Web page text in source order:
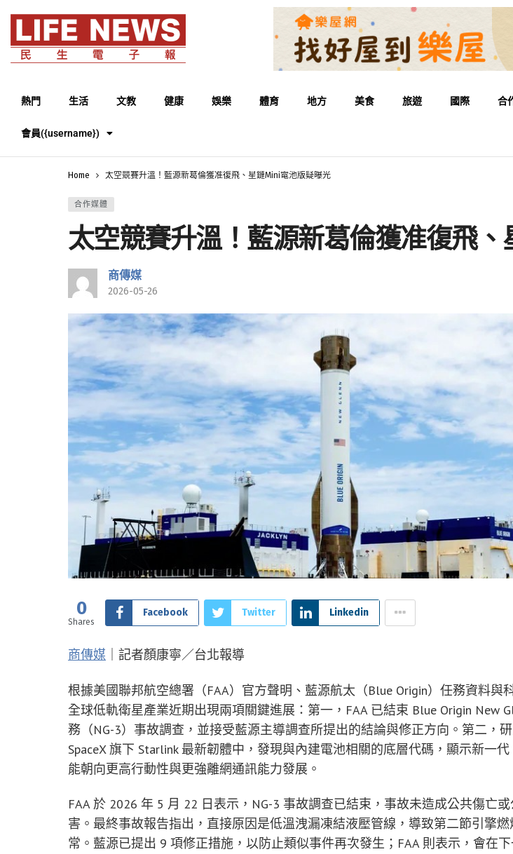
熱門 生活 文教 健康 娛樂 體育 地方 美食 旅遊 國際 合
會員({username})
Home 太空競賽升溫！藍源新葛倫獲准復飛、星鏈Mini電池版疑曝光
合作媒體
太空競賽升溫！藍源新葛倫獲准復飛
商傳媒
2026-05-26
0
Shares
Facebook Twitter Linkedin
商傳媒 ｜記者顏康寧／台北報導
根據美國聯邦航空總署（FAA）官方聲明、藍源航太（Blue Origin）任務資料與
全球低軌衛星產業近期出現兩項關鍵進展：第一，FAA 已結束 Blue Origin New
務（NG-3）事故調查，並接受藍源主導調查所提出的結論與修正方向。第二，
SpaceX 旗下 Starlink 最新韌體中，發現與內建電池相關的底層代碼，顯示新一代
能朝向更高行動性與更強離網通訊能力發展。
FAA 於 2026 年 5 月 22 日表示，NG-3 事故調查已結束，事故未造成公共傷亡
害。最終事故報告指出，直接原因是低溫洩漏凍結液壓管線，導致第二節引擎
常。藍源已提出 9 項修正措施，以防止類似事件再次發生；FAA 則表示，會在